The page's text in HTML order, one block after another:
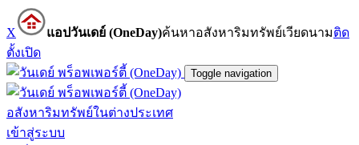
X แอปวันเดย์ (OneDay)ค้นหาอสังหาริมทรัพย์เวียดนามติด
ตั้งเปิด
Toggle navigation
อสังหาริมทรัพย์ในต่างประเทศ
เข้าสู่ระบบ